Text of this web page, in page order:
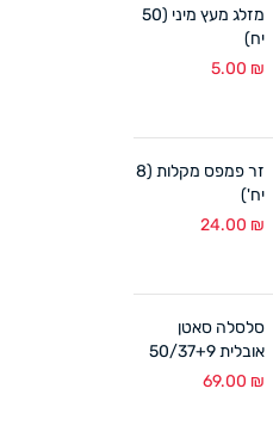
מזלג מעץ מיני (50
יח)
5.00 ₪
זר פמפס מקלות (8
יח')
24.00 ₪
סלסלה סאטן
אובלית 50/37+9
ס"מ לבן
69.00 ₪